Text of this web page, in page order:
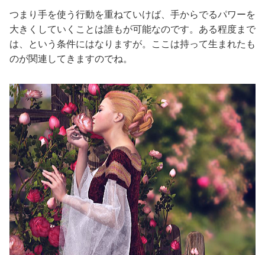
つまり手を使う行動を重ねていけば、手からでるパワーを
大きくしていくことは誰もが可能なのです。ある程度まで
は、という条件にはなりますが。ここは持って生まれたも
のが関連してきますのでね。